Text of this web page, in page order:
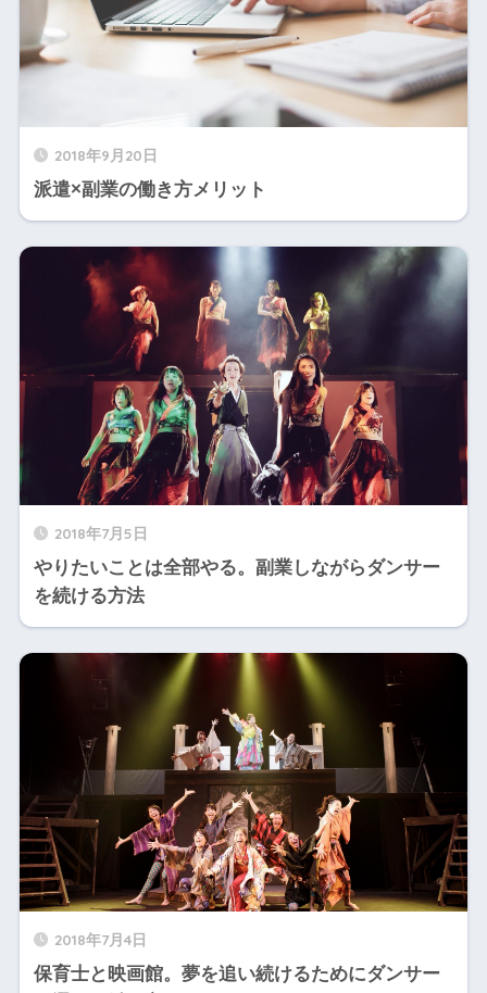
2018年9月20日
派遣×副業の働き方メリット
2018年7月5日
やりたいことは全部やる。副業しながらダンサー
を続ける方法
2018年7月4日
保育士と映画館。夢を追い続けるためにダンサー